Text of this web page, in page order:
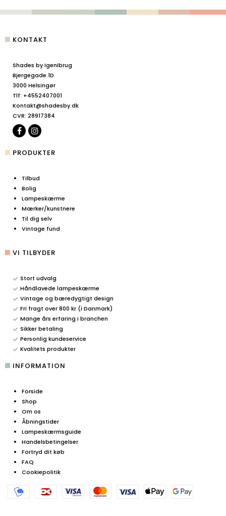
KONTAKT
Shades by IgenIbrug
Bjergegade 1D
3000 Helsingør
Tlf: +4552407001
Kontakt@shadesby.dk
CVR: 28917384
PRODUKTER
Tilbud
Bolig
Lampeskærme
Mærker/kunstnere
Til dig selv
Vintage fund
VI TILBYDER
Stort udvalg
Håndlavede lampeskærme
Vintage og bæredygtigt design
Fri fragt over 800 kr (i Danmark)
Mange års erfaring i branchen
Sikker betaling
Personlig kundeservice
Kvalitets produkter
INFORMATION
Forside
Shop
Om os
Åbningstider
Lampeskærmsguide
Handelsbetingelser
Fortryd dit køb
FAQ
Cookiepolitik